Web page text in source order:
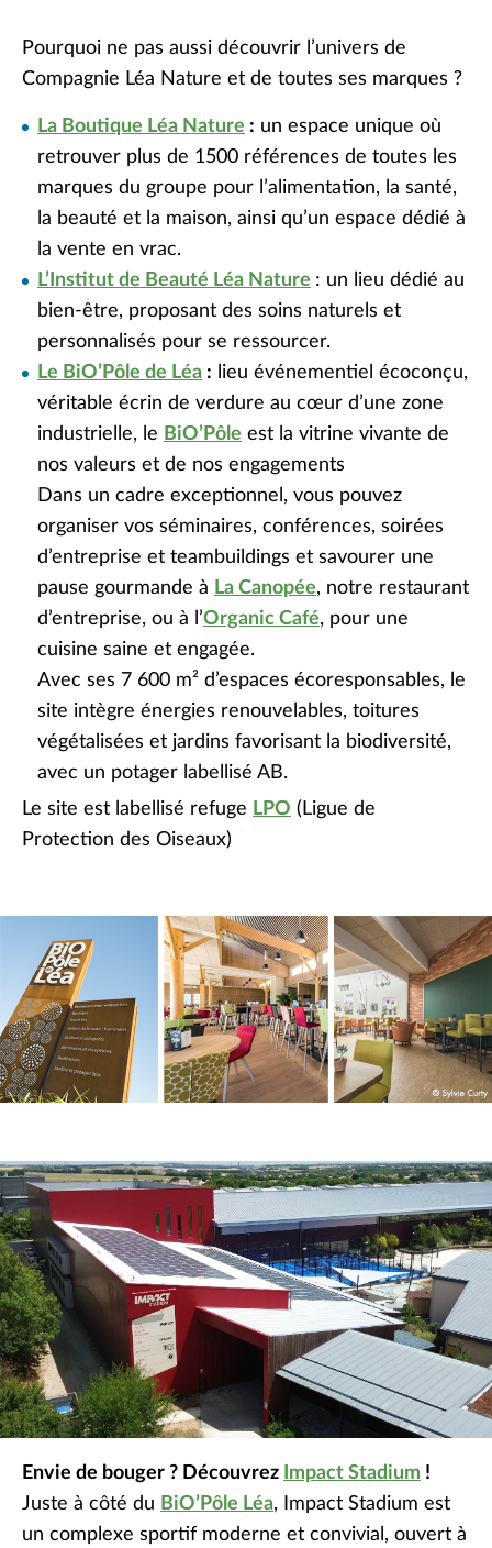
Pourquoi ne pas aussi découvrir l’univers de
Compagnie Léa Nature et de toutes ses marques ?
La Boutique Léa Nature : un espace unique où
retrouver plus de 1500 références de toutes les
marques du groupe pour l’alimentation, la santé,
la beauté et la maison, ainsi qu’un espace dédié à
la vente en vrac.
L’Institut de Beauté Léa Nature : un lieu dédié au
bien-être, proposant des soins naturels et
personnalisés pour se ressourcer.
Le BiO’Pôle de Léa : lieu événementiel écoconçu,
véritable écrin de verdure au cœur d’une zone
industrielle, le BiO’Pôle est la vitrine vivante de
nos valeurs et de nos engagements
Dans un cadre exceptionnel, vous pouvez
organiser vos séminaires, conférences, soirées
d’entreprise et teambuildings et savourer une
pause gourmande à La Canopée, notre restaurant
d’entreprise, ou à l’Organic Café, pour une
cuisine saine et engagée.
Avec ses 7 600 m² d’espaces écoresponsables, le
site intègre énergies renouvelables, toitures
végétalisées et jardins favorisant la biodiversité,
avec un potager labellisé AB.
Le site est labellisé refuge LPO (Ligue de
Protection des Oiseaux)
Envie de bouger ? Découvrez Impact Stadium !
Juste à côté du BiO’Pôle Léa, Impact Stadium est
un complexe sportif moderne et convivial, ouvert à